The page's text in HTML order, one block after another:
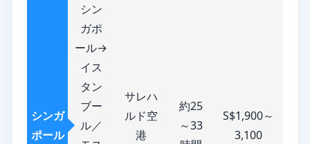
シンガ
ポール
シン
ガポ
ール→
イス
タン
ブー
ル／
サレハ
ルド空
港
約25
～33
S$1,900～
3,100